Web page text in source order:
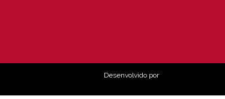
Desenvolvido por